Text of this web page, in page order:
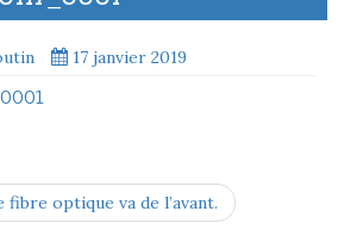
17 janvier 2019
optique va de l’avant.